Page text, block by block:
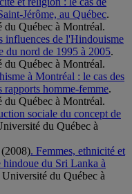
Jérôme, au Québec.
Québec à Montréal.
influences de l'Hindouisme
du nord de 1995 à 2005.
Québec à Montréal.
à Montréal : le cas des
rapports homme-femme.
Québec à Montréal.
sociale du concept de
du Québec à
. Femmes, ethnicité et
du Sri Lanka à
du Québec à